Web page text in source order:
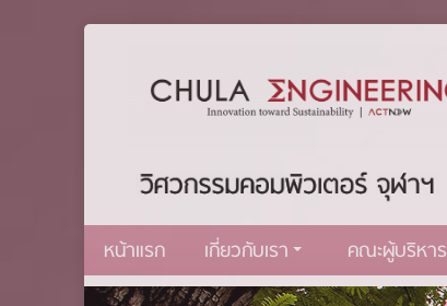
หน้าแรก เกี่ยวกับเรา คณะผู้บริหาร